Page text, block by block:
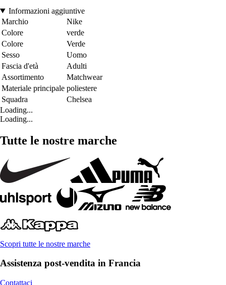
Informazioni aggiuntive
Marchio
Nike
Colore
verde
Colore
Verde
Sesso
Uomo
Fascia d'età
Adulti
Assortimento
Matchwear
Materiale principale poliestere
Squadra
Chelsea
Loading...
Loading...
Tutte le nostre marche
Scopri tutte le nostre marche
Assistenza post-vendita in Francia
Contattaci